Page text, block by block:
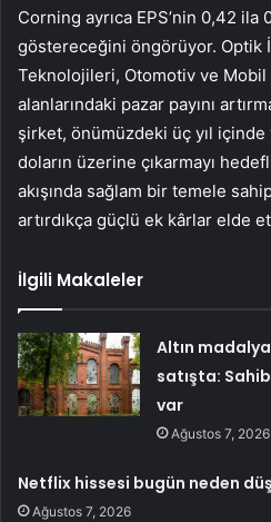
Corning ayrıca EPS’nin 0,42 ila
göstereceğini öngörüyor. Optik
Teknolojileri, Otomotiv ve
alanlarındaki pazar payını
şirket, önümüzdeki üç yıl içinde
doların üzerine çıkarmayı
akışında sağlam bir temele
artırdıkça güçlü ek kârlar elde
İlgili Makaleler
Altın
satışta:
var
Ağustos 7, 2026
Netflix hissesi bugün neden
Ağustos 7, 2026